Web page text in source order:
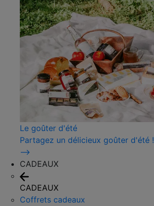
Le goûter d'été
Partagez un délicieux goûter d'été !
⟶
CADEAUX
CADEAUX
Coffrets cadeaux